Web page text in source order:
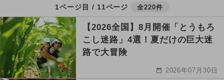
1ページ目 / 11ページ 全220件
【2026全国】8月開催「とうもろ
こし迷路」4選！夏だけの巨大迷
路で大冒険
2026年07月30日